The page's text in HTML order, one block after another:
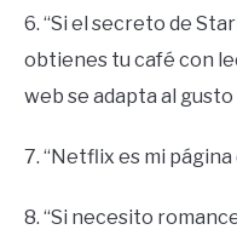
6. “Si el secreto de
obtienes tu café con
web se adapta al gusto
7. “Netflix es mi página
8. “Si necesito